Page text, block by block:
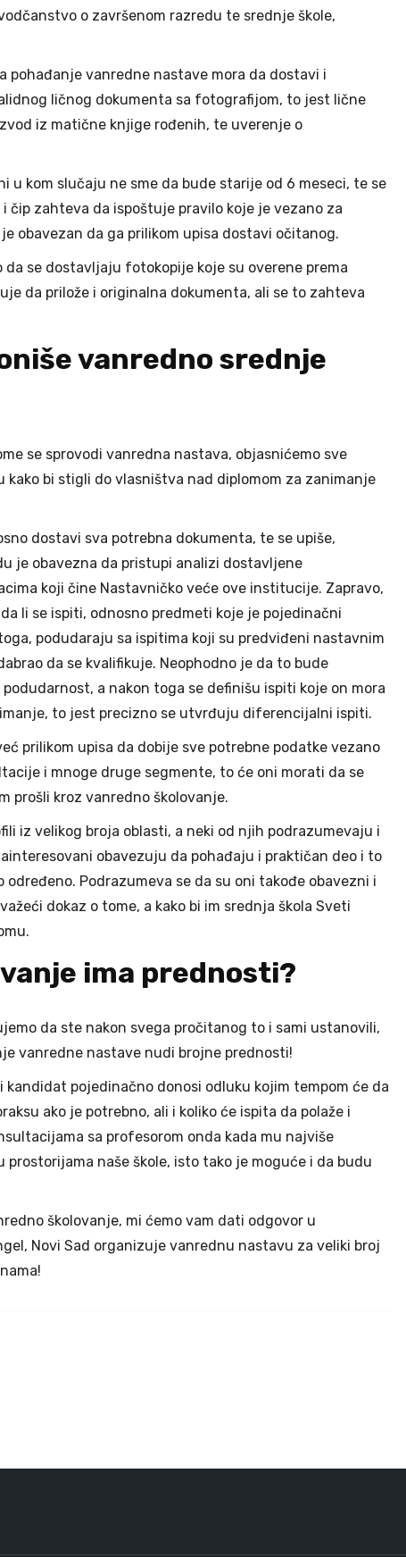
o završenom razredu te srednje škole,
pohađanje vanredne nastave mora da dostavi i
ličnog dokumenta sa fotografijom, to jest lične
iz matične knjige rođenih, te uverenje o
u kom slučaju ne sme da bude starije od 6 meseci, te se
zahteva da ispoštuje pravilo koje je vezano za
obavezan da ga prilikom upisa dostavi očitanog.
se dostavljaju fotokopije koje su overene prema
da prilože i originalna dokumenta, ali se to zahteva
vanredno srednje
se sprovodi vanredna nastava, objasnićemo sve
kako bi stigli do vlasništva nad diplomom za zanimanje
dostavi sva potrebna dokumenta, te se upiše,
je obavezna da pristupi analizi dostavljene
koji čine Nastavničko veće ove institucije. Zapravo,
li se ispiti, odnosno predmeti koje je pojedinačni
podudaraju sa ispitima koji su predviđeni nastavnim
da se kvalifikuje. Neophodno je da to bude
a nakon toga se definišu ispiti koje on mora
to jest precizno se utvrđuju diferencijalni ispiti.
prilikom upisa da dobije sve potrebne podatke vezano
i mnoge druge segmente, to će oni morati da se
prošli kroz vanredno školovanje.
iz velikog broja oblasti, a neki od njih podrazumevaju i
obavezuju da pohađaju i praktičan deo i to
Podrazumeva se da su oni takođe obavezni i
dokaz o tome, a kako bi im srednja škola Sveti
ima prednosti?
da ste nakon svega pročitanog to i sami ustanovili,
vanredne nastave nudi brojne prednosti!
pojedinačno donosi odluku kojim tempom će da
ako je potrebno, ali i koliko će ispita da polaže i
sa profesorom onda kada mu najviše
prostorijama naše škole, isto tako je moguće i da budu
školovanje, mi ćemo vam dati odgovor u
Novi Sad organizuje vanrednu nastavu za veliki broj